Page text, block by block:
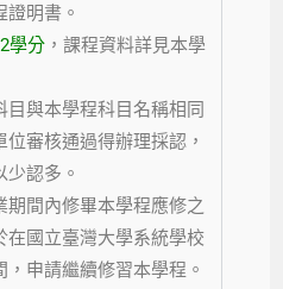
明書。
學分 ，課程資料詳見本學
目與本學程科目名稱相同
審核通過得辦理採認，
認多。
期間內修畢本學程應修之
在國立臺灣大學系統學校
申請繼續修習本學程。